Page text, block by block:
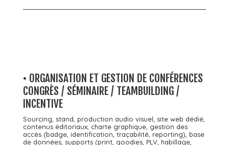
• ORGANISATION ET GESTION DE CONFÉRENCES
CONGRÈS / SÉMINAIRE / TEAMBUILDING /
INCENTIVE
Sourcing, stand, production audio visuel, site web dédié,
contenus éditoriaux, charte graphique, gestion des
accès (badge, identification, traçabilité, reporting), base
de données, supports (print, goodies, PLV, habillage,